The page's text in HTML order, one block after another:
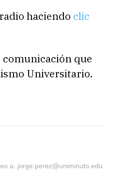
haciendo clic
comunicación que
Universitario.
a: jorge.perez@uniminuto.edu